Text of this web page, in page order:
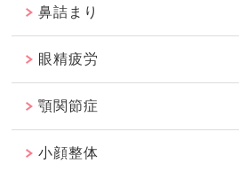
鼻詰まり
眼精疲労
顎関節症
小顔整体